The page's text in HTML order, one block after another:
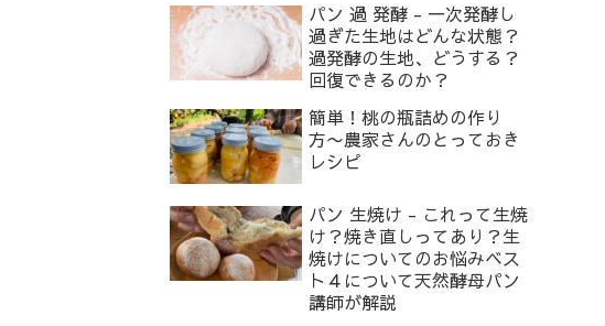
パン 過 発酵 - 一次発酵し
過ぎた生地はどんな状態？
過発酵の生地、どうする？
回復できるのか？
簡単！桃の瓶詰めの作り
方〜農家さんのとっておき
レシピ
パン 生焼け - これって生焼
け？焼き直しってあり？生
焼けについてのお悩みベス
ト４について天然酵母パン
講師が解説